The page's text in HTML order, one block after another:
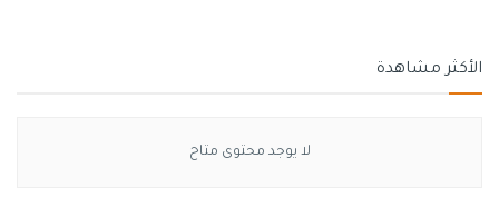
الأكثر مشاهدة
لا يوجد محتوى متاح